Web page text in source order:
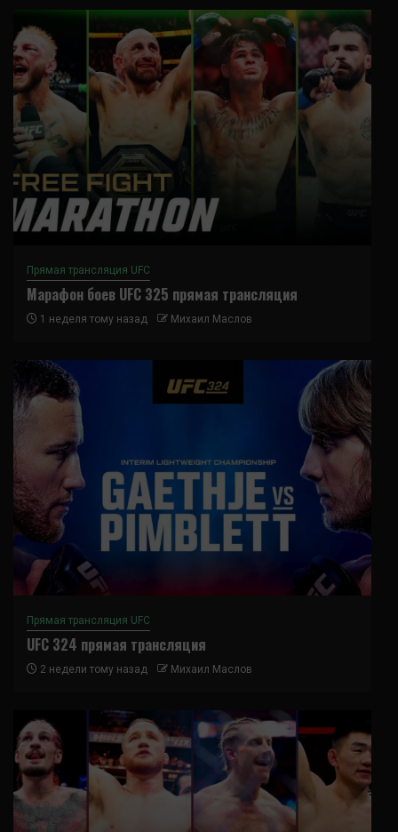
Прямая трансляция UFC
Марафон боев UFC 325 прямая трансляция
1 неделя тому назад Михаил Маслов
Прямая трансляция UFC
UFC 324 прямая трансляция
2 недели тому назад Михаил Маслов